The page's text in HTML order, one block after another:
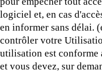
logiciel et, en cas
en informer sans délai.
contrôler votre
utilisation est conforme
et vous devez, sur